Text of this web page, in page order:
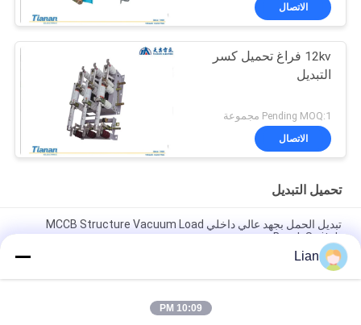
الاتصال
12kv فراغ تحميل كسر
التبديل
Pending MOQ:1 مجموعة
الاتصال
تحميل التبديل
تبديل الحمل بجهد عالي داخلي MCCB Structure Vacuum Load
Break Switch
الأجهزة
تبديل تحميل الجهد العالي في الأماكن المغلقة ، فراغ تبديل قواطع
Lian
10:09 PM